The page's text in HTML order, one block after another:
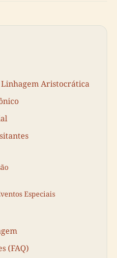
Aristocrática
Especiais
(FAQ)